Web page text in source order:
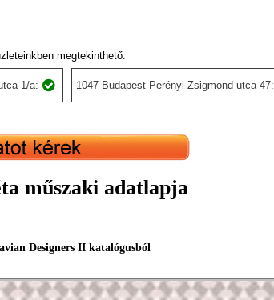
megtekinthető:
1/a: 1047 Budapest Perényi Zsigmond utca 47:
műszaki adatlapja
Designers II katalógusból